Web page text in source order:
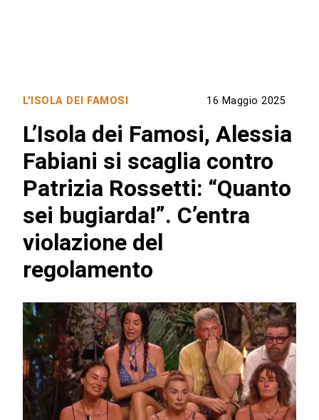
L'ISOLA DEI FAMOSI 16 Maggio 2025
L’Isola dei Famosi, Alessia
Fabiani si scaglia contro
Patrizia Rossetti: “Quanto
sei bugiarda!”. C’entra
violazione del
regolamento